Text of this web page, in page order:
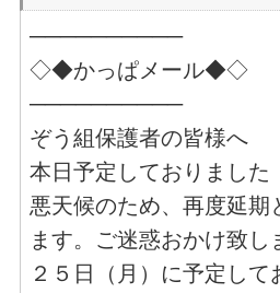
──────────
◇◆かっぱメール◆◇
──────────
ぞう組保護者の皆様へ
本日予定しておりました
悪天候のため、再度延期
ます。ご迷惑おかけ致し
２５日（月）に予定して